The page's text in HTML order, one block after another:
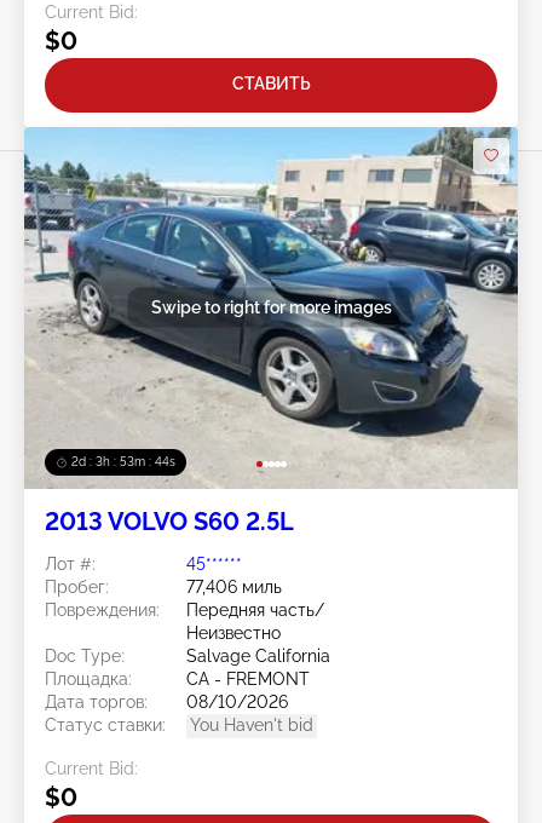
Current Bid:
$0
СТАВИТЬ
2d : 3h : 53m : 41s
Swipe to right for more images
2013 VOLVO S60 2.5L
Лот #:
45******
Пробег:
77,406 миль
Повреждения:
Передняя часть/
Неизвестно
Doc Type:
Salvage California
Площадка:
CA - FREMONT
Дата торгов:
08/10/2026
Статус ставки:
You Haven't bid
Current Bid:
$0